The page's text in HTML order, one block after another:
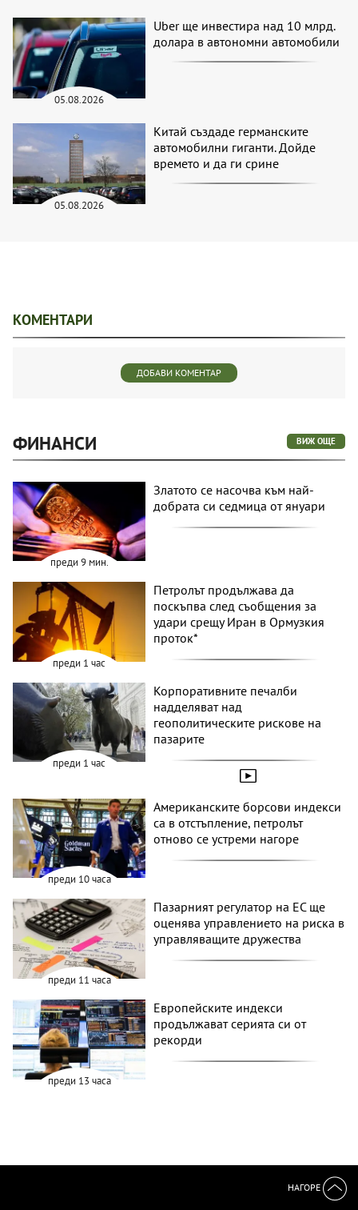
05.08.2026
Uber ще инвестира над 10 млрд.
долара в автономни автомобили
05.08.2026
Китай създаде германските
автомобилни гиганти. Дойде
времето и да ги срине
КОМЕНТАРИ
ДОБАВИ КОМЕНТАР
ФИНАНСИ ВИЖ ОЩЕ
преди 9 мин.
Златото се насочва към най-
добрата си седмица от януари
преди 1 час
Петролът продължава да
поскъпва след съобщения за
удари срещу Иран в Ормузкия
проток*
преди 1 час
Корпоративните печалби
надделяват над
геополитическите рискове на
пазарите
преди 10 часа
Американските борсови индекси
са в отстъпление, петролът
отново се устреми нагоре
преди 11 часа
Пазарният регулатор на ЕС ще
оценява управлението на риска в
управляващите дружества
преди 13 часа
Европейските индекси
продължават серията си от
рекорди
НАГОРЕ